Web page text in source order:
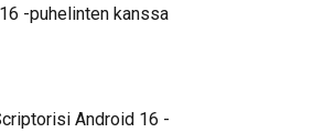
-puhelinten kanssa
Android 16 -